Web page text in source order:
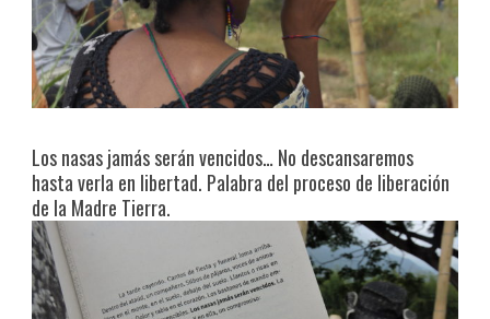
Los nasas jamás serán vencidos… No descansaremos
hasta verla en libertad. Palabra del proceso de liberación
de la Madre Tierra.